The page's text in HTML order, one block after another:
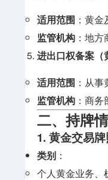
适用范围 ：黄
监管机构 ：地方
进出口权备案（
适用范围 ：从
监管机构 ：商务
二、持牌
1. 黄金交易
类别 ：
个人黄金业务、